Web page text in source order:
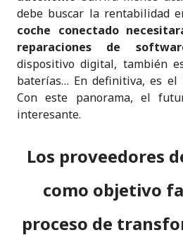
debe buscar la rentabilidad
coche conectado
reparaciones de
dispositivo digital, también
baterías… En definitiva, es el
Con este panorama, el
interesante.
Los proveedores
como objetivo
proceso de